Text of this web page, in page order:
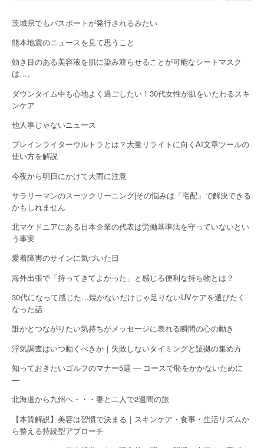
g
a
t
i
o
n
茨城県でもパスポートが発行されるみたい
熊本地震のニュースを見て思うこと
効き目のある美容液を肌に染み渡らせることが可能なシートマスク
は…。
ダウンタイム中も心地よく過ごしたい！30代女性が肌をいたわるスキ
ンケア
他人事じゃないニュース
ブレインライターウルトラとは？大量リライトに向くAI文章ツールの
使い方を解説
今夜から明日にかけて大雨に注意
サラリーマンのスーツクリーニング|その悩みは「宅配」で解決できる
かもしれません
北マケドニアにある日本企業の代表は労働基準法を守っていないとい
う事実
愛着障害のサインに気づいた日
海外出張で「持ってきてよかった」と感じる便利な持ち物とは？
30代になって感じた…焼かないだけじゃ足りないUVケアを選びたく
なった話
誰かとつながりたい気持ちがメッセージに表れる瞬間の心の動き
浮気調査はいつ動くべきか｜失敗しないタイミングと証拠の集め方
知っておきたいゴルフのマナー5選 — コースで恥をかかないために
—
北海道から九州へ・・・妻と二人で2週間の旅
【本質解説】美容は習慣で決まる｜スキンケア・食事・生活リズムか
ら整える持続型アプローチ